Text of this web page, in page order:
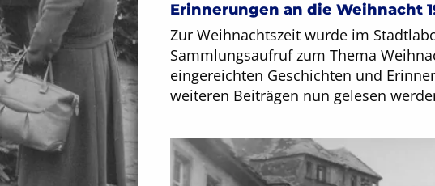
Erinnerungen an die Weihnacht
Zur Weihnachtszeit wurde im
Sammlungsaufruf zum Thema
eingereichten Geschichten und
weiteren Beiträgen nun gelesen